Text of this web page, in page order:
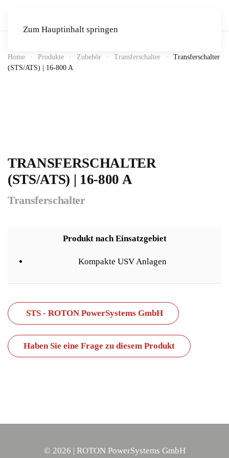
Zum Hauptinhalt springen
Home Produkte Zubehör Transferschalter
Transferschalter
(STS/ATS) | 16-800 A
TRANSFERSCHALTER
(STS/ATS) | 16-800 A
Transferschalter
Produkt nach Einsatzgebiet
Kompakte USV Anlagen
STS - ROTON PowerSystems GmbH
Haben Sie eine Frage zu diesem Produkt
© 2026 | ROTON PowerSystems GmbH